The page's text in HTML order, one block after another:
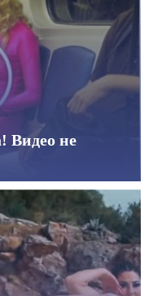
Видео не